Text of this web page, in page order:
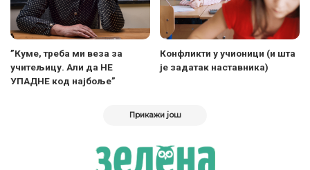
”Куме, треба ми веза за
учитељицу. Али да НЕ
УПАДНЕ код најбоље”
Конфликти у учионици (и шта
је задатак наставника)
Прикажи још